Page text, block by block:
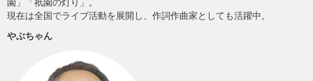
園」「祇園の灯り」。
現在は全国でライブ活動を展開し、作詞作曲家としても活躍中。
やぶちゃん